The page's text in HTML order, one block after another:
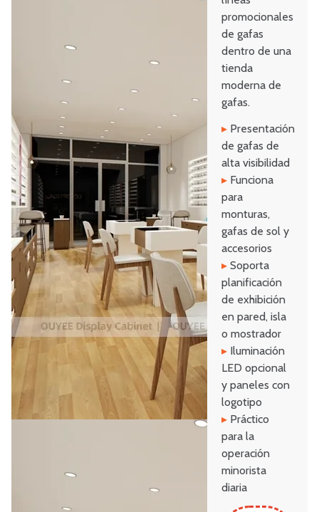
promocionales
de gafas
dentro de una
tienda
moderna de
gafas.
▸ Presentación
de gafas de
alta visibilidad
▸ Funciona
para
monturas,
gafas de sol y
accesorios
▸ Soporta
planificación
de exhibición
en pared, isla
o mostrador
▸ Iluminación
LED opcional
y paneles con
logotipo
▸ Práctico
para la
operación
minorista
diaria